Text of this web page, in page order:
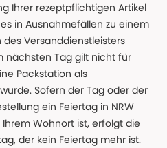
Ihrer rezeptpflichtigen Artikel
in Ausnahmefällen zu einem
Versanddienstleisters
nächsten Tag gilt nicht für
Packstation als
Sofern der Tag oder der
ein Feiertag in NRW
Wohnort ist, erfolgt die
der kein Feiertag mehr ist.